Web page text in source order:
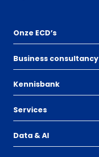
Onze ECD’s
Business consultancy
Kennisbank
Services
Data & AI